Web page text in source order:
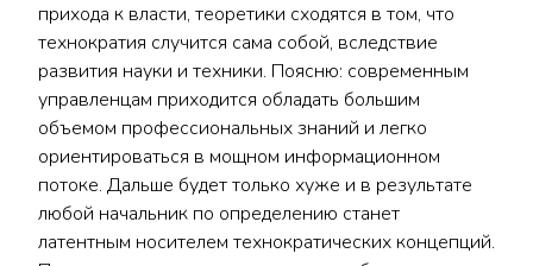
прихода к власти, теоретики сходятся в том, что
технократия случится сама собой, вследствие
развития науки и техники. Поясню: современным
управленцам приходится обладать большим
объемом профессиональных знаний и легко
ориентироваться в мощном информационном
потоке. Дальше будет только хуже и в результате
любой начальник по определению станет
латентным носителем технократических концепций.